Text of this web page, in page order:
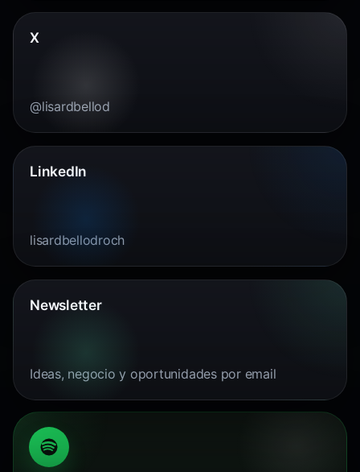
X
@lisardbellod
LinkedIn
lisardbellodroch
Newsletter
Ideas, negocio y oportunidades por email